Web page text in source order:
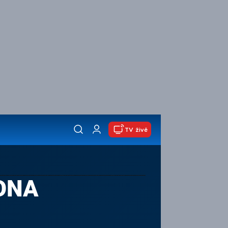
TV živě